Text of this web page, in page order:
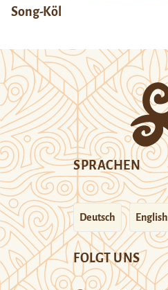
Song-Köl
SPRACHEN
Deutsch English
FOLGT UNS